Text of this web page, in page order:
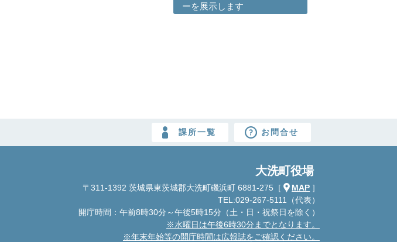
ーを展示します
課所一覧 お問合せ
大洗町役場
〒311-1392 茨城県東茨城郡大洗町磯浜町 6881-275 ［ MAP ］
TEL:029-267-5111（代表）
開庁時間：午前8時30分～午後5時15分 （土・日・祝祭日を除く）
※水曜日は午後6時30分までとなります。
※年末年始等の開庁時間は広報誌をご確認ください。